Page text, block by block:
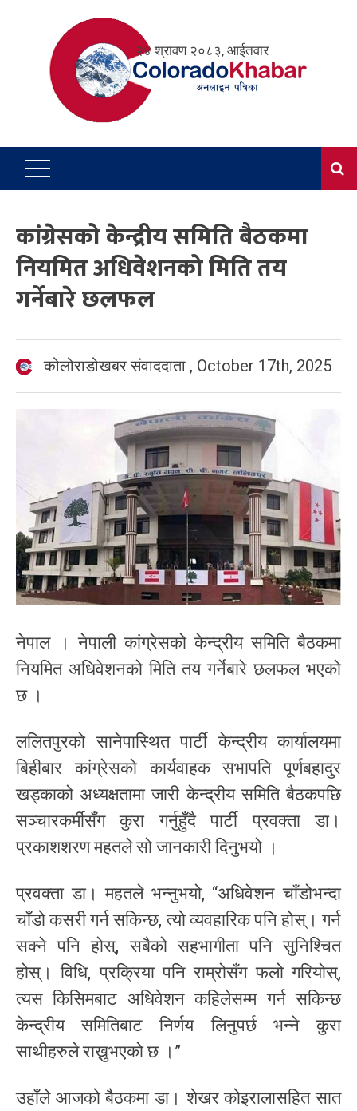
२४ श्रावण २०८३, आईतवार
कांग्रेसको केन्द्रीय समिति बैठकमा
नियमित अधिवेशनको मिति तय
गर्नेबारे छलफल
कोलोराडोखबर संवाददाता , October 17th, 2025
नेपाल । नेपाली कांग्रेसको केन्द्रीय समिति बैठकमा
नियमित अधिवेशनको मिति तय गर्नेबारे छलफल भएको
छ ।
ललितपुरको सानेपास्थित पार्टी केन्द्रीय कार्यालयमा
बिहीबार कांग्रेसको कार्यवाहक सभापति पूर्णबहादुर
खड्काको अध्यक्षतामा जारी केन्द्रीय समिति बैठकपछि
सञ्चारकर्मीसँग कुरा गर्नुहुँदै पार्टी प्रवक्ता डा।
प्रकाशशरण महतले सो जानकारी दिनुभयो ।
प्रवक्ता डा। महतले भन्नुभयो, “अधिवेशन चाँडोभन्दा
चाँडो कसरी गर्न सकिन्छ, त्यो व्यवहारिक पनि होस्। गर्न
सक्ने पनि होस्, सबैको सहभागीता पनि सुनिश्चित
होस्। विधि, प्रक्रिया पनि राम्रोसँग फलो गरियोस्,
त्यस किसिमबाट अधिवेशन कहिलेसम्म गर्न सकिन्छ
केन्द्रीय समितिबाट निर्णय लिनुपर्छ भन्ने कुरा
साथीहरुले राख्नुभएको छ ।”
उहाँले आजको बैठकमा डा। शेखर कोइरालासहित सात